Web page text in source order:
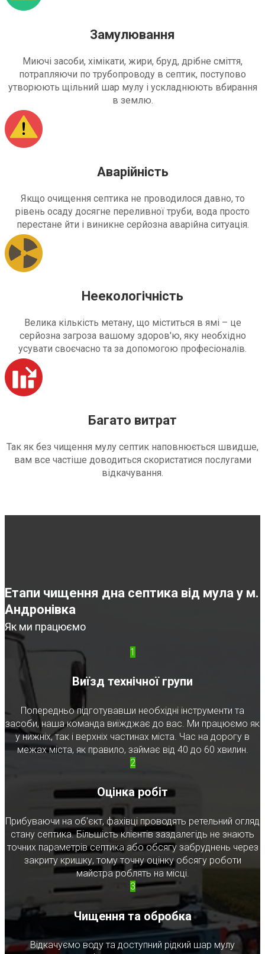
Замулювання
Миючі засоби, хімікати, жири, бруд, дрібне сміття,
потрапляючи по трубопроводу в септик, поступово
утворюють щільний шар мулу і ускладнюють вбирання
в землю.
Аварійність
Якщо очищення септика не проводилося давно, то
рівень осаду досягне переливної труби, вода просто
перестане йти і виникне серйозна аварійна ситуація.
Неекологічність
Велика кількість метану, що міститься в ямі – це
серйозна загроза вашому здоров'ю, яку необхідно
усувати своєчасно та за допомогою професіоналів.
Багато витрат
Так як без чищення мулу септик наповнюється швидше,
вам все частіше доводиться скористатися послугами
відкачування.
Етапи чищення дна септика від мула у м.
Андронівка
Як ми працюємо
1
Виїзд технічної групи
Попередньо підготувавши необхідні інструменти та
засоби, наша команда виїжджає до вас. Ми працюємо як
у нижніх, так і верхніх частинах міста. Час на дорогу в
межах міста, як правило, займає від 40 до 60 хвилин.
2
Оцінка робіт
Прибуваючи на об'єкт, фахівці проводять ретельний огляд
стану септика. Більшість клієнтів заздалегідь не знають
точних параметрів септика або обсягу забруднень через
закриту кришку, тому точну оцінку обсягу роботи
майстра роблять на місці.
3
Чищення та обробка
Відкачуємо воду та доступний рідкий шар мулу